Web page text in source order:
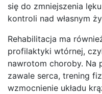
się do zmniejszenia
kontroli nad własnym
Rehabilitacja ma
profilaktyki wtórnej,
nawrotom choroby. Na
zawale serca, trening
wzmocnienie układu